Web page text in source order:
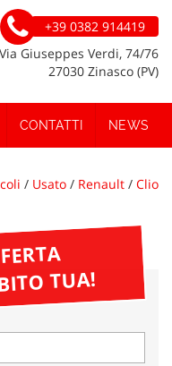
+39 0382 914419
Via Giuseppes Verdi, 74/76
27030 Zinasco (PV)
CONTATTI NEWS
/ Usato / Renault / Clio
TUA!